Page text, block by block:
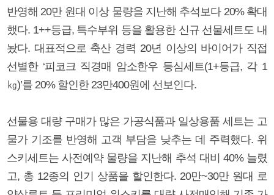
반영해 20만 원대 이상 물량을 지난해 추석보다 20% 확대
했다. 1++등급, 특수부위 등을 활용한 신규 선물세트도 내
놨다. 대표적으로 축산 경력 20년 이상의 바이어가 직접
선별한 ‘피코크 직경매 암소한우 등심세트(1+등급, 각 1
㎏)’를 20% 할인한 23만400원에 선보인다.
선물용 대량 구매가 많은 가공식품과 일상용품 세트는 고
물가 기조를 반영해 고객 부담을 낮추는 데 주력했다. 위
스키세트는 사전예약 물량을 지난해 추석 대비 40% 늘렸
고, 총 12종의 인기 상품을 할인한다. 20만~30만 원대 로